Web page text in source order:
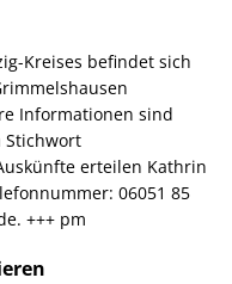
Kreises befindet sich
Informationen sind
Stichwort
erteilen Kathrin
06051 85
+++ pm